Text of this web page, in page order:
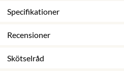
Specifikationer
Recensioner
Skötselråd